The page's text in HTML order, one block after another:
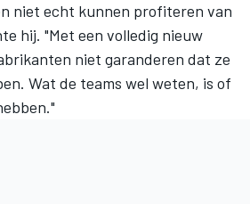
niet echt kunnen profiteren van
hij. "Met een volledig nieuw
niet garanderen dat ze
Wat de teams wel weten, is of